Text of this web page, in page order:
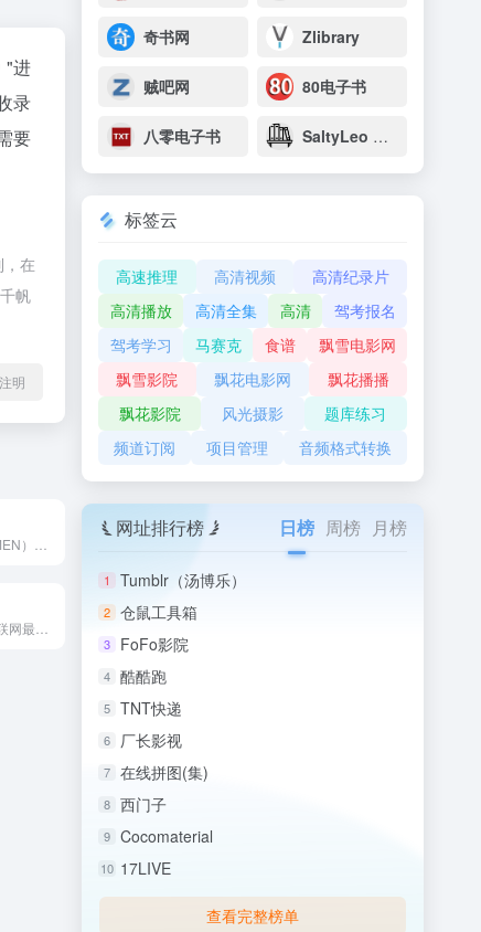
"进
录
要
在
帆
明
奇书网 Zlibrary
贼吧网 80电子书
八零电子书 SaltyLeo 的书架
标签云
高速推理 高清视频
高清纪录片
高清播放
高清全集 高清
驾考报名
驾考学习
马赛克 食谱
飘雪电影网
飘雪影院
飘花电影网
飘花播播
飘花影院
风光摄影
题库练习
频道订阅
项目管理 音频格式转换
网址排行榜 日榜 周榜 月榜
1 Tumblr（汤博乐）
2 仓鼠工具箱
3 FoFo影院
4 酷酷跑
5 TNT快递
6 厂长影视
7 在线拼图(集)
8 西门子
9 Cocomaterial
10 17LIVE
查看完整榜单